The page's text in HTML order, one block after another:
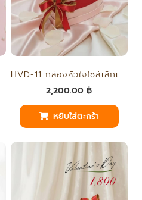
HVD-11 กล่องหัวใจไซส์เล็กเบอรี่
2,200.00฿
หยิบใส่ตะกร้า